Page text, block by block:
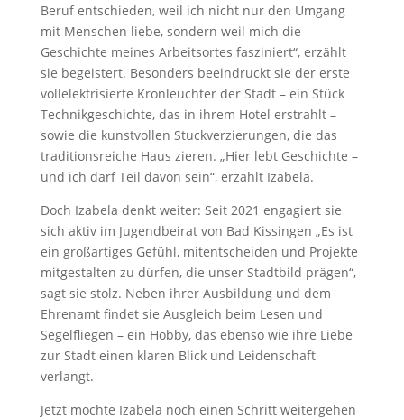
Beruf entschieden, weil ich nicht nur den Umgang
mit Menschen liebe, sondern weil mich die
Geschichte meines Arbeitsortes fasziniert“, erzählt
sie begeistert. Besonders beeindruckt sie der erste
vollelektrisierte Kronleuchter der Stadt – ein Stück
Technikgeschichte, das in ihrem Hotel erstrahlt –
sowie die kunstvollen Stuckverzierungen, die das
traditionsreiche Haus zieren. „Hier lebt Geschichte –
und ich darf Teil davon sein“, erzählt Izabela.
Doch Izabela denkt weiter: Seit 2021 engagiert sie
sich aktiv im Jugendbeirat von Bad Kissingen „Es ist
ein großartiges Gefühl, mitentscheiden und Projekte
mitgestalten zu dürfen, die unser Stadtbild prägen“,
sagt sie stolz. Neben ihrer Ausbildung und dem
Ehrenamt findet sie Ausgleich beim Lesen und
Segelfliegen – ein Hobby, das ebenso wie ihre Liebe
zur Stadt einen klaren Blick und Leidenschaft
verlangt.
Jetzt möchte Izabela noch einen Schritt weitergehen